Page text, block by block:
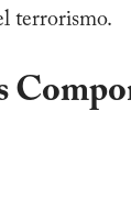
terrorismo.